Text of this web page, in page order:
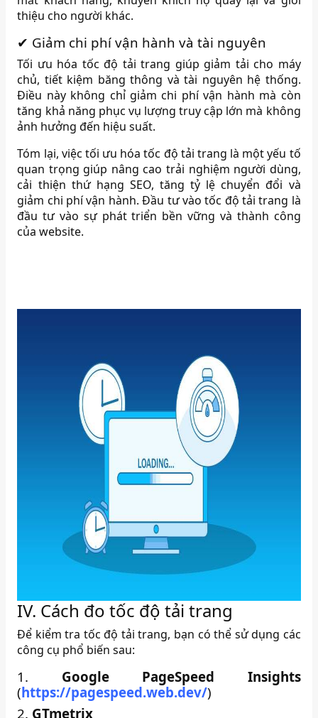
thiệu cho người khác.
✔ Giảm chi phí vận hành và tài nguyên
Tối ưu hóa tốc độ tải trang giúp giảm tải cho máy
chủ, tiết kiệm băng thông và tài nguyên hệ thống.
Điều này không chỉ giảm chi phí vận hành mà còn
tăng khả năng phục vụ lượng truy cập lớn mà không
ảnh hưởng đến hiệu suất.
Tóm lại, việc tối ưu hóa tốc độ tải trang là một yếu tố
quan trọng giúp nâng cao trải nghiệm người dùng,
cải thiện thứ hạng SEO, tăng tỷ lệ chuyển đổi và
giảm chi phí vận hành. Đầu tư vào tốc độ tải trang là
đầu tư vào sự phát triển bền vững và thành công
của website.
IV. Cách đo tốc độ tải trang
Để kiểm tra tốc độ tải trang, bạn có thể sử dụng các
công cụ phổ biến sau:
1. Google PageSpeed Insights
(https://pagespeed.web.dev/)
2. GTmetrix